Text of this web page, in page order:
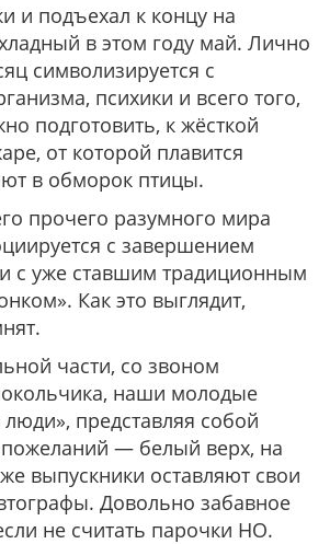
и подъехал к концу на
в этом году май. Лично
символизируется с
психики и всего того,
подготовить, к жёсткой
от которой плавится
в обморок птицы.
прочего разумного мира
с завершением
с уже ставшим традиционным
Как это выглядит,
части, со звоном
наши молодые
представляя собой
— белый верх, на
выпускники оставляют свои
Довольно забавное
не считать парочки НО.